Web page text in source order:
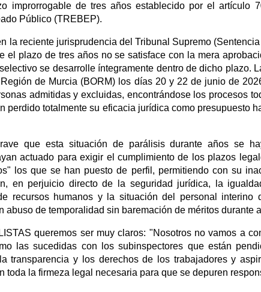
improrrogable de tres años establecido por el artículo
Público (TREBEP).
la reciente jurisprudencia del Tribunal Supremo
el plazo de tres años no se satisface con la mera
se desarrolle íntegramente dentro de dicho plazo.
de Murcia (BORM) los días 20 y 22 de junio de
admitidas y excluidas, encontrándose los procesos
perdido totalmente su eficacia jurídica como presupuesto
que esta situación de parálisis durante años se
actuado para exigir el cumplimiento de los plazos
los que se han puesto de perfil, permitiendo con su
en perjuicio directo de la seguridad jurídica, la
recursos humanos y la situación del personal interino
abuso de temporalidad sin baremación de méritos durante
queremos ser muy claros: "Nosotros no vamos a
las sucedidas con los subinspectores que están
transparencia y los derechos de los trabajadores y
toda la firmeza legal necesaria para que se depuren